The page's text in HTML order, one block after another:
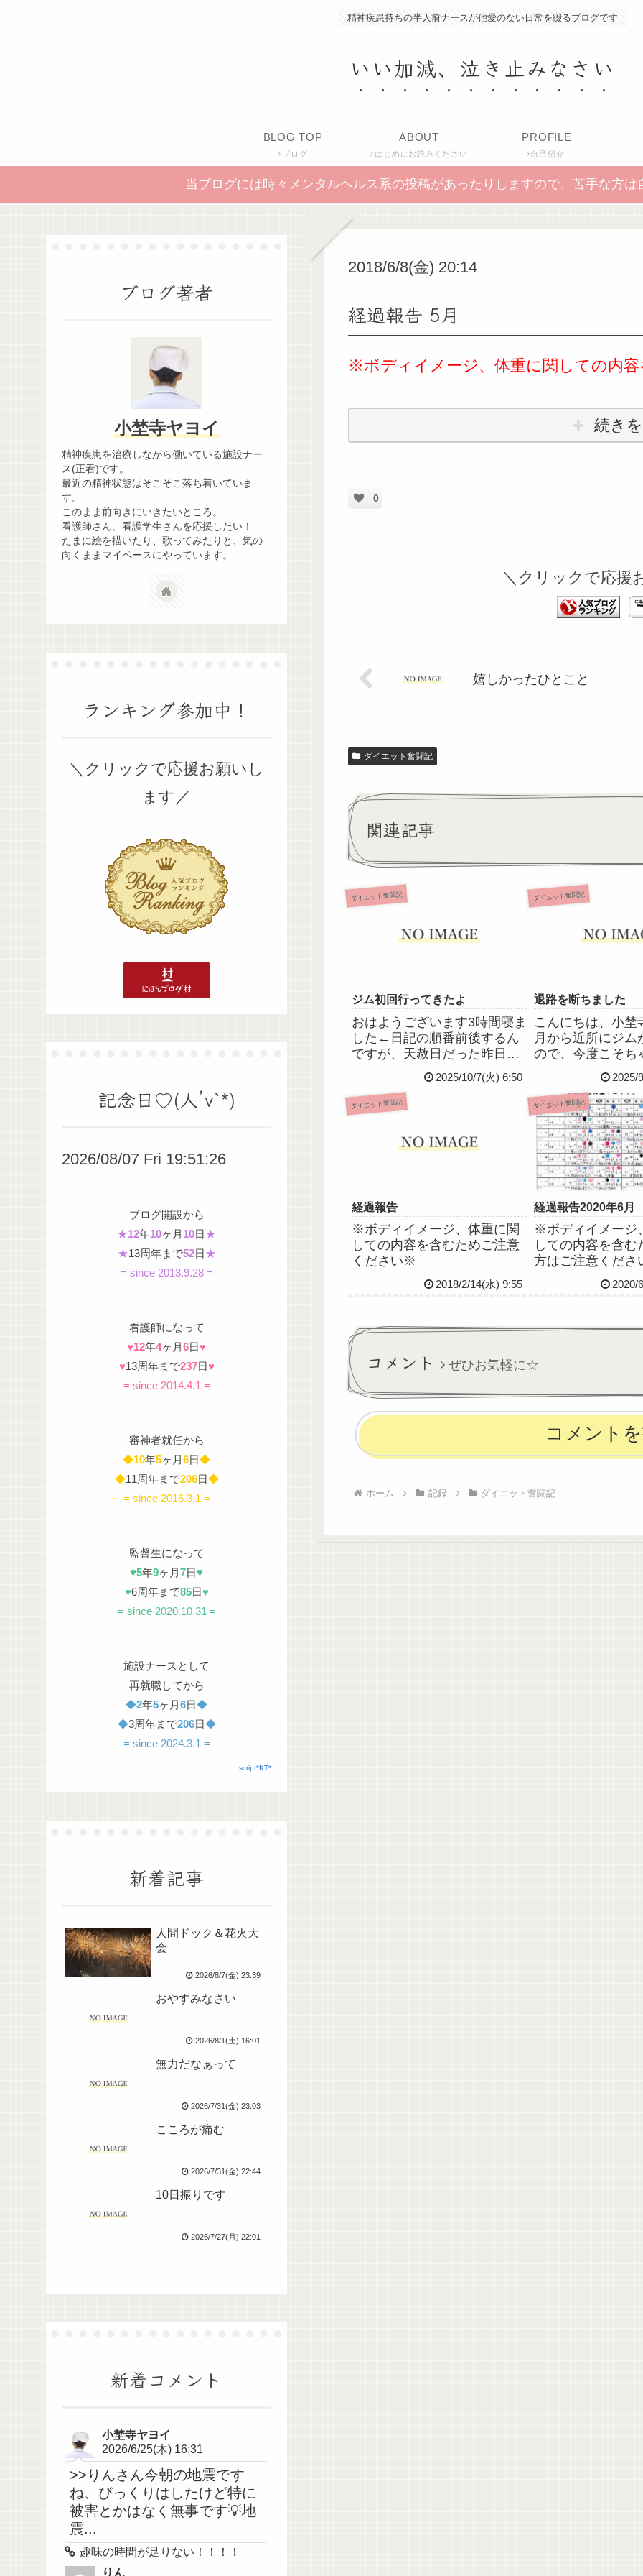
精神疾患持ちの半人前ナースが他愛のない日常を綴るブログです
いい加減、泣き止みなさい
BLOG TOP
ブログ
ABOUT
はじめにお読みください
PROFILE
自己紹介
当ブログには時々メンタルヘルス系の投稿があったりしますので、苦手な方
2018/6/8(金) 20:14
経過報告 5月
※ボディイメージ、体重に関しての内
続き
0
＼クリックで応援
嬉しかったひとこと
ダイエット奮闘記
関連記事
ダイエット奮闘記
ジム初回行ってきたよ
おはようございます3時間寝ま
した←日記の順番前後するん
ですが、天赦日だった昨日、
ジムの初回トレーニングに行
ってきたのでした。メニュー
組んでもらったのであとはひ
たすら通うのみ。トレーナー
生活は見直さなきゃみたいな
2025/10/7(火) 6:50
ダイエット奮闘記
退路を断ちました
こんにちは、小埜
月から近所にジム
ので、今度こそち
したい！と思い
登録をしちゃい
とにね、人間ドッ
も貧血の治療で通
からも体重を落と
言われてたんです
ぜん...
2025/
ダイエット奮闘記
経過報告
※ボディイメージ、体重に関
しての内容を含むためご注意
ください※
2018/2/14(水) 9:55
ダイエット奮闘記
経過報告2020年6月
※ボディイメージ
しての内容を含む
方はご注意くだ
2020/
コメント ぜひお気軽に☆
コメント
ホーム 記録 ダイエット奮闘記
ブログ著者
小埜寺ヤヨイ
精神疾患を治療しながら働いている施設ナー
ス(正看)です。
最近の精神状態はそこそこ落ち着いていま
す。
このまま前向きにいきたいところ。
看護師さん、看護学生さんを応援したい！
たまに絵を描いたり、歌ってみたりと、気の
向くままマイペースにやっています。
ランキング参加中！
＼クリックで応援お願いし
ます／
記念日♡(人’v`*)
2026/08/07 Fri 19:51:27
ブログ開設から
★12年10ヶ月 10日★
★13周年まで52日★
= since 2013.9.28 =
看護師になって
♥12年4ヶ月6日♥
♥13周年まで237日♥
= since 2014.4.1 =
審神者就任から
◆10年5ヶ月6日◆
◆11周年まで206日◆
= since 2016.3.1 =
監督生になって
♥5年9ヶ月7日♥
♥6周年まで85日♥
= since 2020.10.31 =
施設ナースとして
再就職してから
◆2年5ヶ月6日◆
◆3周年まで206日◆
= since 2024.3.1 =
script*KT*
新着記事
人間ドック＆花火大
会
2026/8/7(金) 23:39
おやすみなさい
2026/8/1(土) 16:01
無力だなぁって
2026/7/31(金) 23:03
こころが痛む
2026/7/31(金) 22:44
10日振りです
2026/7/27(月) 22:01
新着コメント
小埜寺ヤヨイ
2026/6/25(木) 16:31
>>りんさん今朝の地震です
ね、びっくりはしたけど特に
被害とかはなく無事です💡地
震...
趣味の時間が足りない！！！！
りん